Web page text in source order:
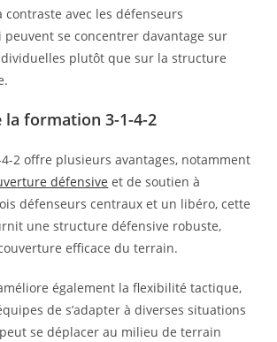
contraste avec les défenseurs
se concentrer davantage sur
plutôt que sur la structure
la formation 3-1-4-2
2 offre plusieurs avantages, notamment
défensive et de soutien à
défenseurs centraux et un libéro, cette
une structure défensive robuste,
efficace du terrain.
également la flexibilité tactique,
de s’adapter à diverses situations
se déplacer au milieu de terrain